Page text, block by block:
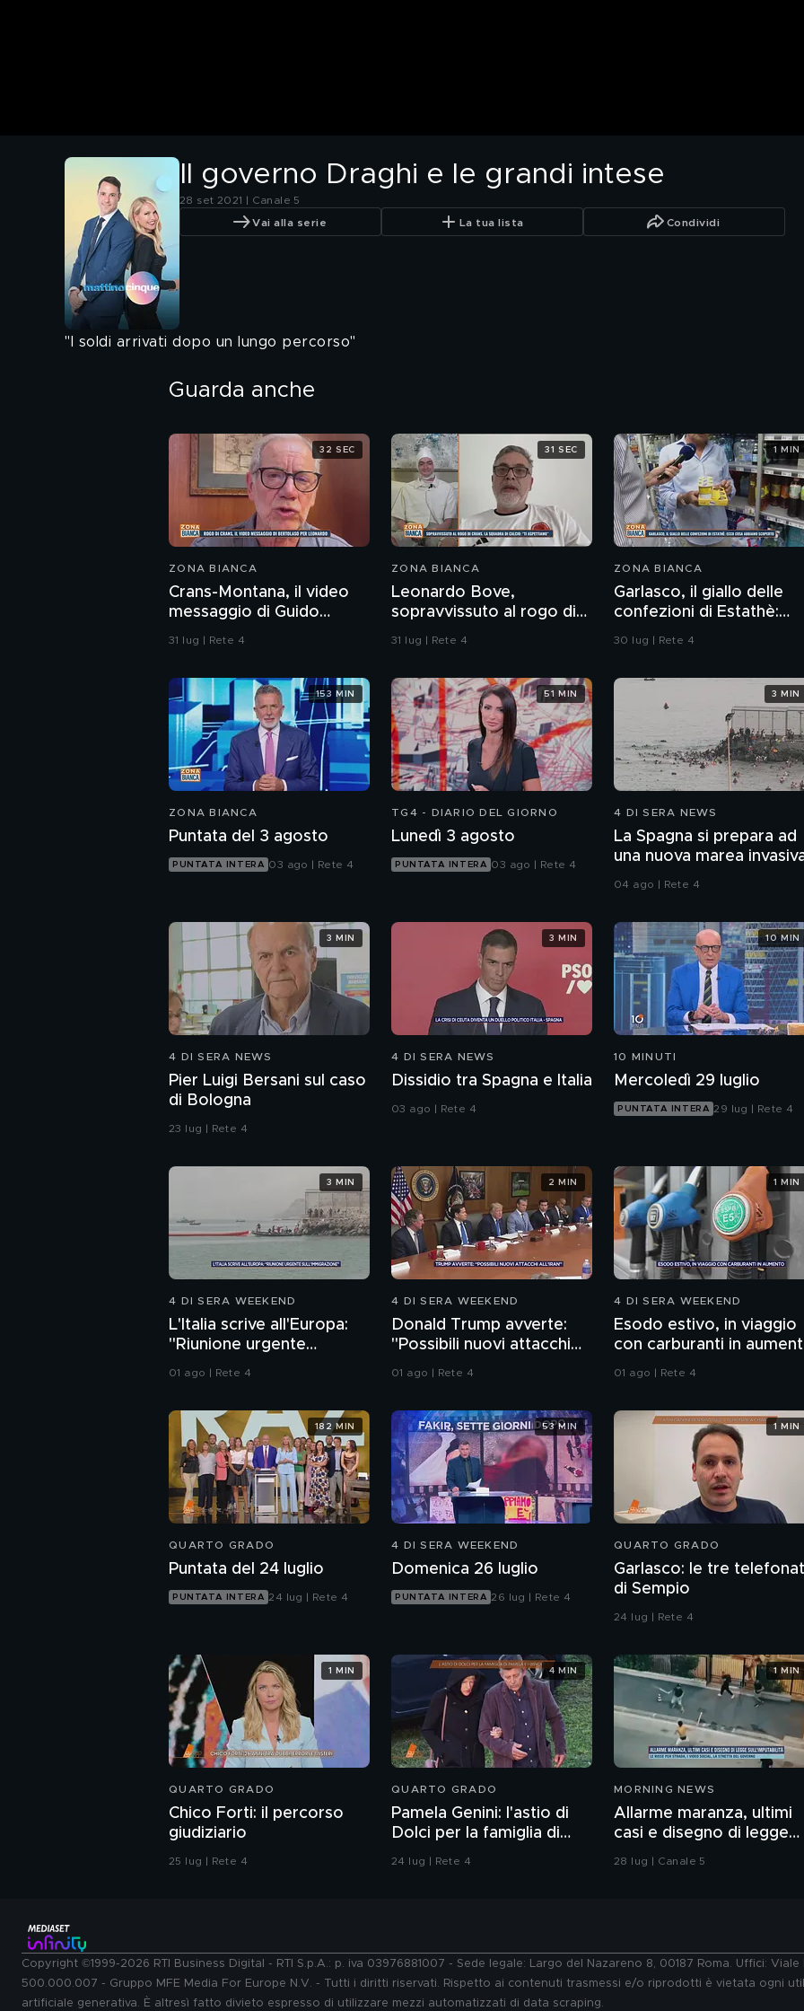
Il governo Draghi e le grandi intese
28 set 2021 | Canale 5
Vai alla serie La tua lista Condividi
"I soldi arrivati dopo un lungo percorso"
Guarda anche
ZONA BIANCA
Crans-Montana, il video
messaggio di Guido
Bertolaso per Leonardo
31 lug | Rete 4
32 SEC
ZONA BIANCA
Leonardo Bove,
sopravvissuto al rogo di
Crans-Montana, la
31 lug | Rete 4
31 SEC
ZONA BIANCA
Garlasco, il giallo delle
confezioni di Estathè:
ecco cosa abbiamo
30 lug | Rete 4
1 MIN
ZONA BIANCA
Puntata del 3 agosto
PUNTATA INTERA 03 ago | Rete 4
153 MIN
TG4 - DIARIO DEL GIORNO
Lunedì 3 agosto
PUNTATA INTERA 03 ago | Rete 4
51 MIN
4 DI SERA NEWS
La Spagna si prepara ad
una nuova marea
04 ago | Rete 4
3 MIN
4 DI SERA NEWS
Pier Luigi Bersani sul caso
di Bologna
23 lug | Rete 4
3 MIN
4 DI SERA NEWS
Dissidio tra Spagna e Italia
03 ago | Rete 4
3 MIN
10 MINUTI
Mercoledì 29 luglio
PUNTATA INTERA 29 lug | Rete 4
10 MIN
4 DI SERA WEEKEND
L'Italia scrive all'Europa:
"Riunione urgente
sull'immigrazione"
01 ago | Rete 4
3 MIN
4 DI SERA WEEKEND
Donald Trump avverte:
"Possibili nuovi attacchi
all'Iran"
01 ago | Rete 4
2 MIN
4 DI SERA WEEKEND
Esodo estivo, in viaggio
con carburanti in
01 ago | Rete 4
1 MIN
QUARTO GRADO
Puntata del 24 luglio
PUNTATA INTERA 24 lug | Rete 4
182 MIN
4 DI SERA WEEKEND
Domenica 26 luglio
PUNTATA INTERA 26 lug | Rete 4
53 MIN
QUARTO GRADO
Garlasco: le tre
di Sempio
24 lug | Rete 4
1 MIN
QUARTO GRADO
Chico Forti: il percorso
giudiziario
25 lug | Rete 4
1 MIN
QUARTO GRADO
Pamela Genini: l'astio di
Dolci per la famiglia di
Pamela
24 lug | Rete 4
4 MIN
MORNING NEWS
Allarme maranza, ultimi
casi e disegno di legge
sull'imputabilità
28 lug | Canale 5
1 MIN
Copyright ©1999-2026 RTI Business Digital - RTI S.p.A.: p. iva 03976881007 - Sede legale: Largo del Nazareno 8, 00187 Roma. Uffici:
500.000.007 - Gruppo MFE Media For Europe N.V. - Tutti i diritti riservati. Rispetto ai contenuti trasmessi e/o riprodotti è vietata ogni
artificiale generativa. È altresì fatto divieto espresso di utilizzare mezzi automatizzati di data scraping.